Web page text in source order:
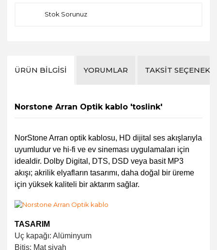
Stok Sorunuz
ÜRÜN BILGISI YORUMLAR TAKSIT
Norstone Arran Optik kablo 'toslink'
NorStone Arran optik kablosu, HD dijital ses akışlarıyla
uyumludur ve hi-fi ve ev sineması uygulamaları için
idealdir. Dolby Digital, DTS, DSD veya basit MP3
akışı; akrilik elyafların tasarımı, daha doğal bir üreme
için yüksek kaliteli bir aktarım sağlar.
TASARIM
Uç kapağı: Alüminyum
Bitiş: Mat siyah